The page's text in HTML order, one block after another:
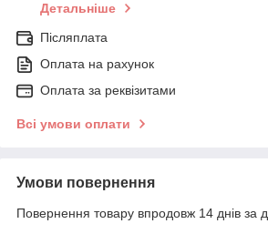
Детальніше
Післяплата
Оплата на рахунок
Оплата за реквізитами
Всі умови оплати
Умови повернення
Повернення товару впродовж 14 днів за